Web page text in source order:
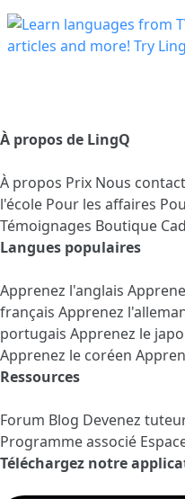
À propos de LingQ
À propos Prix Nous
l'école Pour les affaires
Témoignages Boutique
Langues populaires
Apprenez l'anglais
français Apprenez
portugais Apprenez le
Apprenez le coréen
Ressources
Forum Blog Devenez
Programme associé
Téléchargez notre